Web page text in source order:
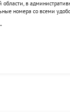
в
номера со всеми
связь, вызов такси.